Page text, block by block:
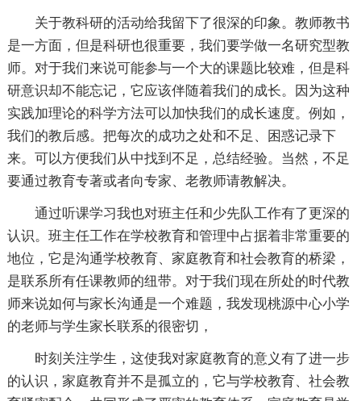
关于教科研的活动给我留下了很深的印象。教师教书
是一方面，但是科研也很重要，我们要学做一名研究型教
师。对于我们来说可能参与一个大的课题比较难，但是科
研意识却不能忘记，它应该伴随着我们的成长。因为这种
实践加理论的科学方法可以加快我们的成长速度。例如，
我们的教后感。把每次的成功之处和不足、困惑记录下
来。可以方便我们从中找到不足，总结经验。当然，不足
要通过教育专著或者向专家、老教师请教解决。
通过听课学习我也对班主任和少先队工作有了更深的
认识。班主任工作在学校教育和管理中占据着非常重要的
地位，它是沟通学校教育、家庭教育和社会教育的桥梁，
是联系所有任课教师的纽带。对于我们现在所处的时代教
师来说如何与家长沟通是一个难题，我发现桃源中心小学
的老师与学生家长联系的很密切，
时刻关注学生，这使我对家庭教育的意义有了进一步
的认识，家庭教育并不是孤立的，它与学校教育、社会教